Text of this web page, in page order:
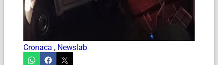
Cronaca , Newslab